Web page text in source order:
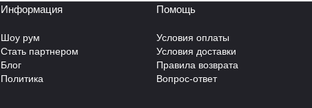
Информация
Шоу рум
Стать партнером
Блог
Политика
Помощь
Условия оплаты
Условия доставки
Правила возврата
Вопрос-ответ